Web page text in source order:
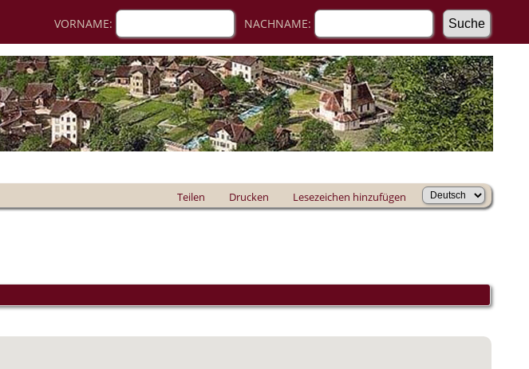
VORNAME: NACHNAME:
Teilen Drucken Lesezeichen hinzufügen